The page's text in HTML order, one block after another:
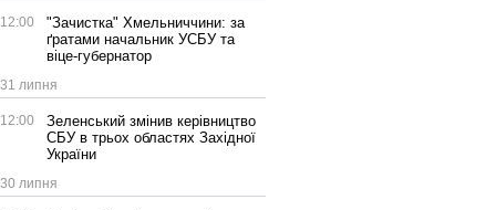
12:00
"Зачистка" Хмельниччини: за
ґратами начальник УСБУ та
віце-губернатор
31 липня
12:00
Зеленський змінив керівництво
СБУ в трьох областях Західної
України
30 липня